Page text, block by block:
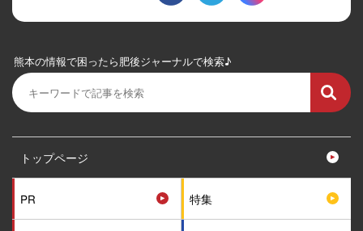
熊本の情報で困ったら肥後ジャーナルで検索♪
トップページ
PR 特集